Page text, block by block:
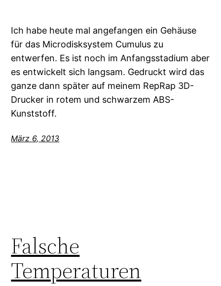
Ich habe heute mal angefangen ein Gehäuse
für das Microdisksystem Cumulus zu
entwerfen. Es ist noch im Anfangsstadium aber
es entwickelt sich langsam. Gedruckt wird das
ganze dann später auf meinem RepRap 3D-
Drucker in rotem und schwarzem ABS-
Kunststoff.
März 6, 2013
Falsche
Temperaturen